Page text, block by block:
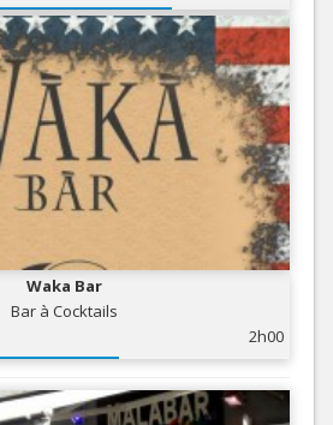
Waka Bar
Bar à Cocktails
2h00